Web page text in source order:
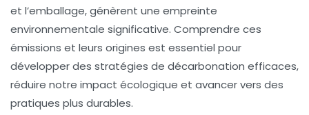
et l’emballage, génèrent une empreinte
environnementale significative. Comprendre ces
émissions et leurs origines est essentiel pour
développer des stratégies de décarbonation efficaces,
réduire notre impact écologique et avancer vers des
pratiques plus durables.